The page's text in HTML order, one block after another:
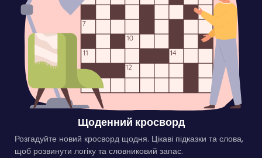
Щоденний кросворд
Розгадуйте новий кросворд щодня. Цікаві підказки та слова,
щоб розвинути логіку та словниковий запас.